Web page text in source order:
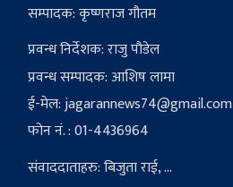
सम्पादक: कृष्णराज गौतम
प्रवन्ध निर्देशक: राजु पौडेल
प्रवन्ध सम्पादक: आशिष लामा
ई-मेल:jagarannews74@gmail.com
फोन नं. : 01-4436964
संवाददाताहरु: बिजुता राई, ...